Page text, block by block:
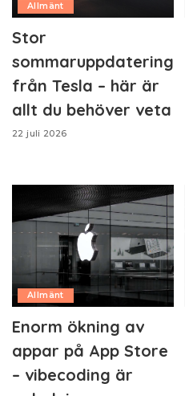
Allmänt
Stor
sommaruppdatering
från Tesla – här är
allt du behöver veta
22 juli 2026
Allmänt
Enorm ökning av
appar på App Store
– vibecoding är